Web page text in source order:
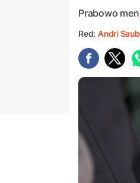
Prabowo
Red: Andri